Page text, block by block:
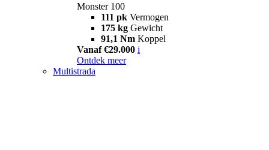
Monster 100
111 pk Vermogen
175 kg Gewicht
91,1 Nm Koppel
Vanaf €29.000 i
Ontdek meer
Multistrada